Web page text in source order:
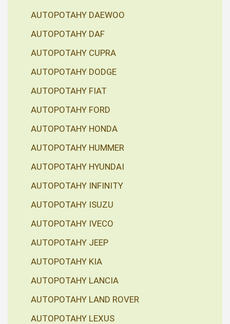
AUTOPOTAHY DAEWOO
AUTOPOTAHY DAF
AUTOPOTAHY CUPRA
AUTOPOTAHY DODGE
AUTOPOTAHY FIAT
AUTOPOTAHY FORD
AUTOPOTAHY HONDA
AUTOPOTAHY HUMMER
AUTOPOTAHY HYUNDAI
AUTOPOTAHY INFINITY
AUTOPOTAHY ISUZU
AUTOPOTAHY IVECO
AUTOPOTAHY JEEP
AUTOPOTAHY KIA
AUTOPOTAHY LANCIA
AUTOPOTAHY LAND ROVER
AUTOPOTAHY LEXUS